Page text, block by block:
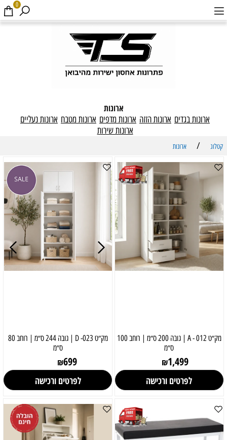
0
ארונות
ארונות בגדים ארונות הזזה ארונות מדפים ארונות מטבח ארונות נעליים
ארונות שירות
קטלוג / ארונות
מק״ט 012 - A | גובה 200 ס״מ | רוחב 100
ס״מ
₪1,499
לפרטים ורכישה
מק״ט 023- D | גובה 244 ס״מ | רוחב 80
ס״מ
₪699
לפרטים ורכישה